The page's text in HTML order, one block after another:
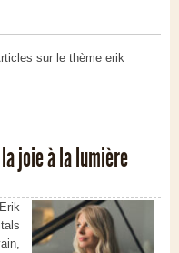
sur le thème erik
joie à la lumière